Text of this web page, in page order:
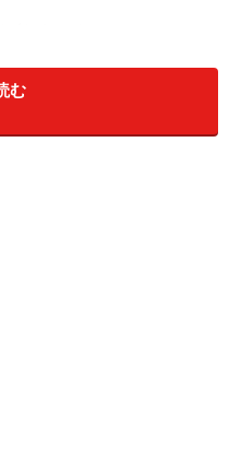
の際に砂を咬んだような
歯の治療の際によく使わ
む